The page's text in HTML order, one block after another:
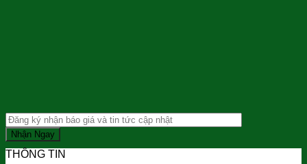
THÔNG TIN